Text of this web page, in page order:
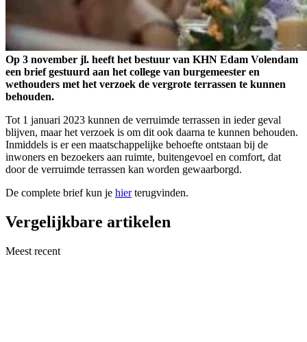
Op 3 november jl. heeft het bestuur van KHN Edam Volendam
een brief gestuurd aan het college van burgemeester en
wethouders met het verzoek de vergrote terrassen te kunnen
behouden.
Tot 1 januari 2023 kunnen de verruimde terrassen in ieder geval
blijven, maar het verzoek is om dit ook daarna te kunnen behouden.
Inmiddels is er een maatschappelijke behoefte ontstaan bij de
inwoners en bezoekers aan ruimte, buitengevoel en comfort, dat
door de verruimde terrassen kan worden gewaarborgd.
De complete brief kun je hierterugvinden.
Vergelijkbare artikelen
Meest recent